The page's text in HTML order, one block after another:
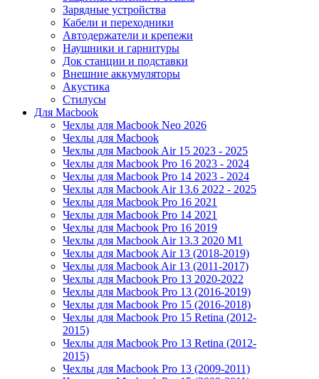
Зарядные устройства
Кабели и переходники
Автодержатели и крепежи
Наушники и гарнитуры
Док станции и подставки
Внешние аккумуляторы
Акустика
Стилусы
Для Macbook
Чехлы для Macbook Neo 2026
Чехлы для Macbook
Чехлы для Macbook Air 15 2023 - 2025
Чехлы для Macbook Pro 16 2023 - 2024
Чехлы для Macbook Pro 14 2023 - 2024
Чехлы для Macbook Air 13.6 2022 - 2025
Чехлы для Macbook Pro 16 2021
Чехлы для Macbook Pro 14 2021
Чехлы для Macbook Pro 16 2019
Чехлы для Macbook Air 13.3 2020 M1
Чехлы для Macbook Air 13 (2018-2019)
Чехлы для Macbook Air 13 (2011-2017)
Чехлы для Macbook Pro 13 2020-2022
Чехлы для Macbook Pro 13 (2016-2019)
Чехлы для Macbook Pro 15 (2016-2018)
Чехлы для Macbook Pro 15 Retina (2012-
2015)
Чехлы для Macbook Pro 13 Retina (2012-
2015)
Чехлы для Macbook Pro 13 (2009-2011)